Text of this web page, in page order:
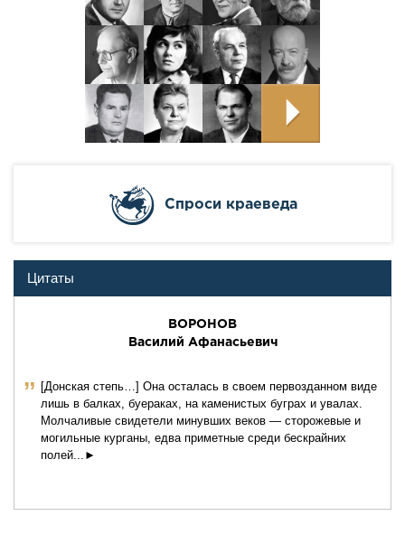
Cпроси краеведа
Цитаты
ВОРОНОВ
Василий Афанасьевич
ˮ [Донская степь…] Она осталась в своем первозданном виде
лишь в балках, буераках, на каменистых буграх и увалах.
Молчаливые свидетели минувших веков — сторожевые и
могильные курганы, едва приметные среди бескрайних
полей...►